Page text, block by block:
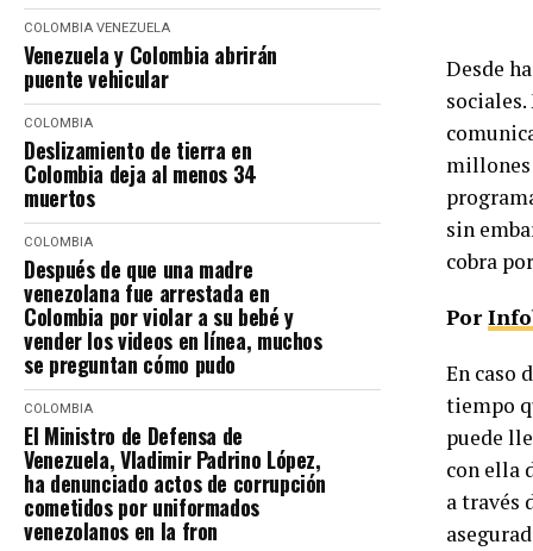
COLOMBIA VENEZUELA
Venezuela y Colombia abrirán
puente vehicular
COLOMBIA
Deslizamiento de tierra en
Colombia deja al menos 34
muertos
COLOMBIA
Después de que una madre
venezolana fue arrestada en
Colombia por violar a su bebé y
vender los videos en línea, muchos
se preguntan cómo pudo
COLOMBIA
El Ministro de Defensa de
Venezuela, Vladimir Padrino López,
ha denunciado actos de corrupción
cometidos por uniformados
venezolanos en la fron
Desde
millones
sin
cobra
Por
En caso
tiempo
puede
con ella
a través